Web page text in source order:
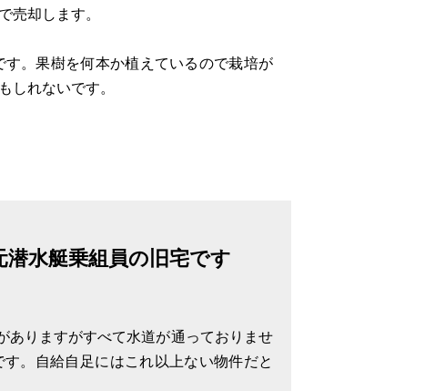
却します。
。果樹を何本か植えているので栽培が
れないです。
れにより購入できる方は農家資格をお持
水艇乗組員の旧宅です
ありますがすべて水道が通っておりませ
。自給自足にはこれ以上ない物件だと